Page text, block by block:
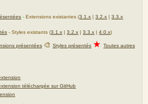
-Extensions existantes (3.1.x |3.2.x |3.3.x
- Styles existants (3.1.x |3.2.x |3.3.x |4.0.x)
présentées 🎨 Styles présentés ★ Toutes autres
téléchargée sur GitHub